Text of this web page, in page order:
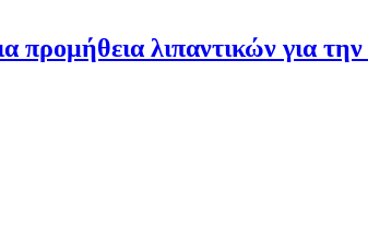
προμήθεια λιπαντικών για